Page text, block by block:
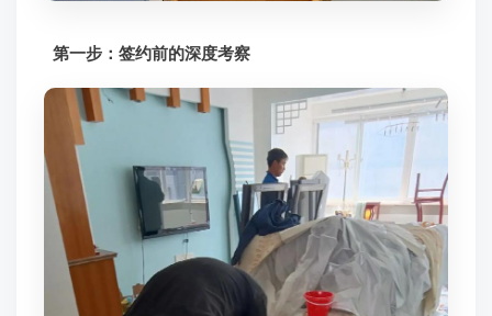
第一步：签约前的深度考察